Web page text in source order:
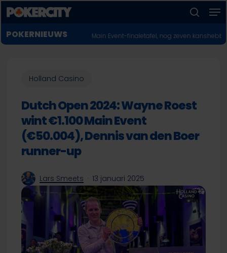
Skip
to
main
content
POKERNIEUWS
aan Main Event-finaletafel, nog zeven kanshebbers over ♣︎ Dirk Gerritse
Holland Casino
Dutch Open 2024: Wayne Roest
wint €1.100 Main Event
(€50.004), Dennis van den Boer
runner-up
Lars Smeets 13 januari 2025
Menu
sluiten